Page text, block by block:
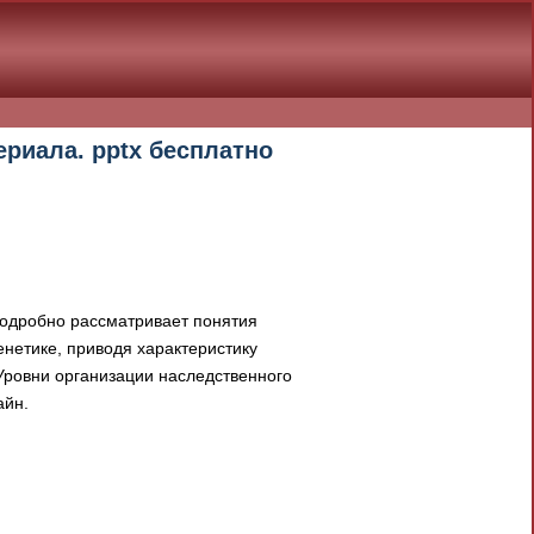
pptx бесплатно
рассматривает понятия
приводя характеристику
организации наследственного